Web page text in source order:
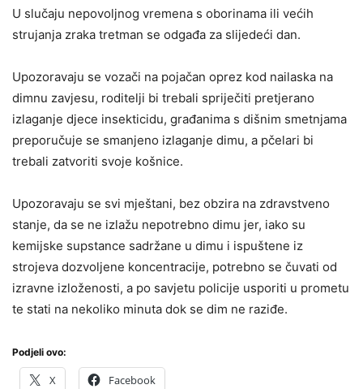
U slučaju nepovoljnog vremena s oborinama ili većih
strujanja zraka tretman se odgađa za slijedeći dan.
Upozoravaju se vozači na pojačan oprez kod nailaska na
dimnu zavjesu, roditelji bi trebali spriječiti pretjerano
izlaganje djece insekticidu, građanima s dišnim smetnjama
preporučuje se smanjeno izlaganje dimu, a pčelari bi
trebali zatvoriti svoje košnice.
Upozoravaju se svi mještani, bez obzira na zdravstveno
stanje, da se ne izlažu nepotrebno dimu jer, iako su
kemijske supstance sadržane u dimu i ispuštene iz
strojeva dozvoljene koncentracije, potrebno se čuvati od
izravne izloženosti, a po savjetu policije usporiti u prometu
te stati na nekoliko minuta dok se dim ne raziđe.
Podjeli ovo:
X Facebook